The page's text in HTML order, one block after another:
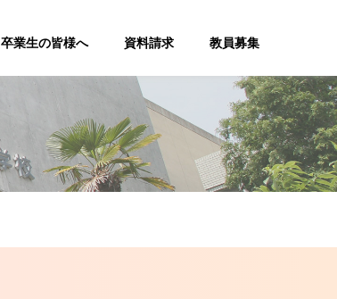
卒業生の皆様へ 資料請求 教員募集